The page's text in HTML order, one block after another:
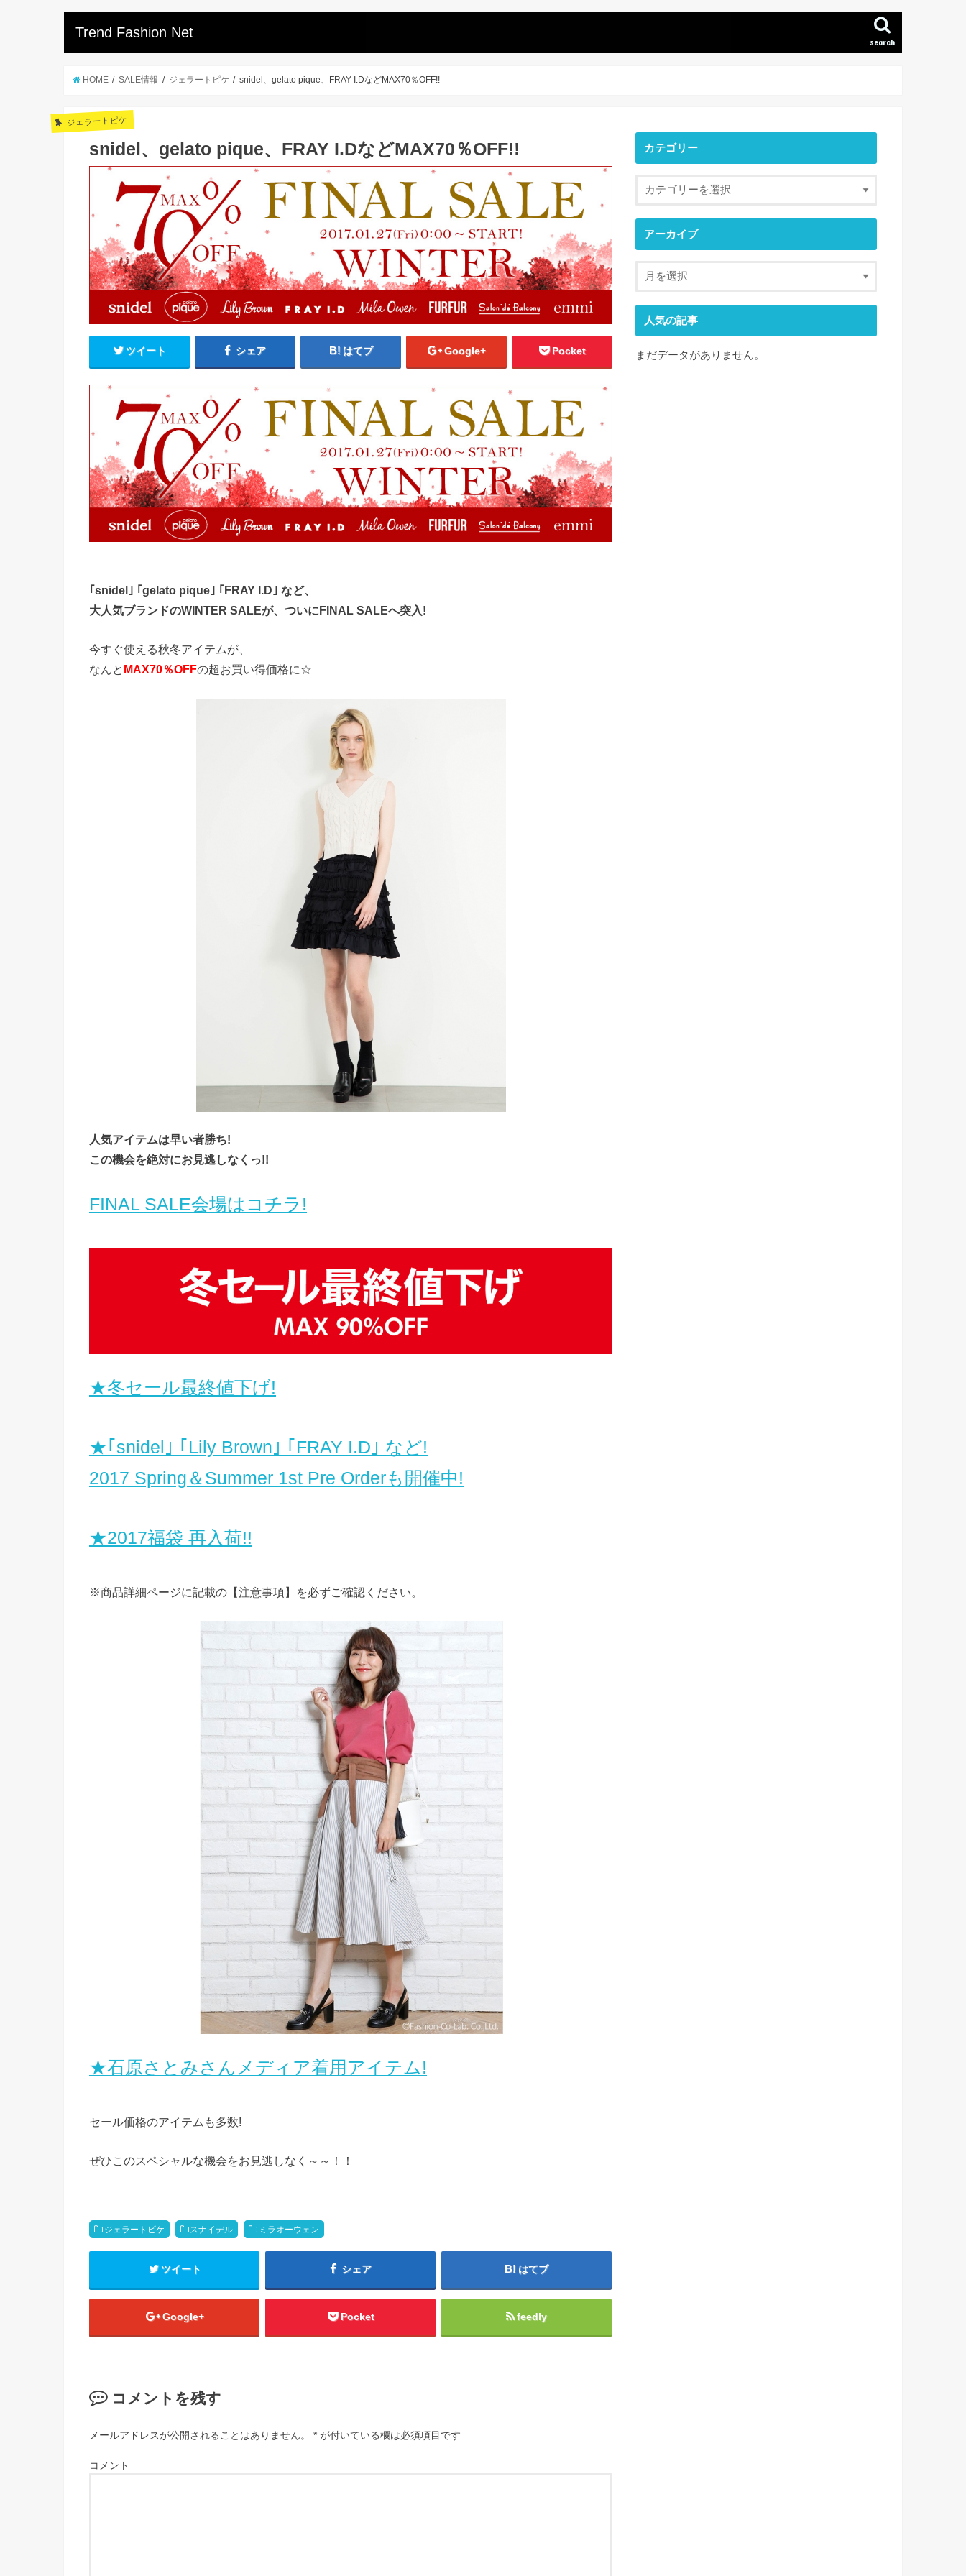
Trend Fashion Net
search
HOME SALE情報 ジェラートピケ snidel、gelato pique、FRAY I.DなどMAX70％OFF!!
ジェラートピケ
snidel、gelato pique、FRAY I.DなどMAX70％OFF!!
ツイート シェア はてブ Google+ Pocket
｢snidel｣ ｢gelato pique｣ ｢FRAY I.D｣ など、
大人気ブランドのWINTER SALEが、ついにFINAL SALEへ突入!
今すぐ使える秋冬アイテムが、
なんと MAX70％OFFの超お買い得価格に☆
人気アイテムは早い者勝ち!
この機会を絶対にお見逃しなくっ!!
FINAL SALE会場はコチラ!
★冬セール最終値下げ!
★｢snidel｣ ｢Lily Brown｣ ｢FRAY I.D｣ など!
2017 Spring＆Summer 1st Pre Orderも開催中!
★2017福袋 再入荷!!
※商品詳細ページに記載の【注意事項】を必ずご確認ください。
★石原さとみさんメディア着用アイテム!
セール価格のアイテムも多数!
ぜひこのスペシャルな機会をお見逃しなく～～！！
ジェラートピケ スナイデル ミラオーウェン
ツイート シェア はてブ
Google+ Pocket feedly
コメントを残す
メールアドレスが公開されることはありません。 * が付いている欄は必須項目です
コメント
カテゴリー
アーカイブ
人気の記事
まだデータがありません。